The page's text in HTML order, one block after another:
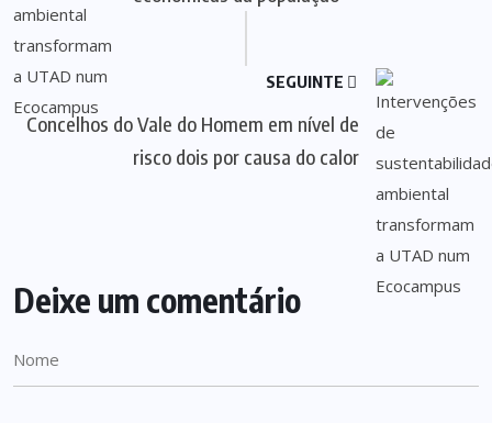
SEGUINTE
Concelhos do Vale do Homem em nível de
risco dois por causa do calor
Deixe um comentário